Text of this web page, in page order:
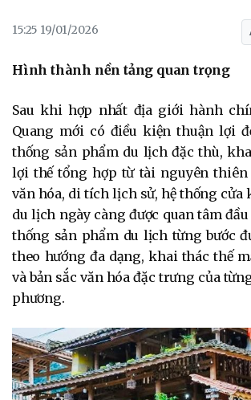
15:25 19/01/2026
Hình thành nền tảng quan trọng
Sau khi hợp nhất địa giới hành
Quang mới có điều kiện thuận lợi
thống sản phẩm du lịch đặc thù,
lợi thế tổng hợp từ tài nguyên thiên
văn hóa, di tích lịch sử, hệ thống cửa
du lịch ngày càng được quan tâm đầu
thống sản phẩm du lịch từng bước
theo hướng đa dạng, khai thác thế
và bản sắc văn hóa đặc trưng của
phương.